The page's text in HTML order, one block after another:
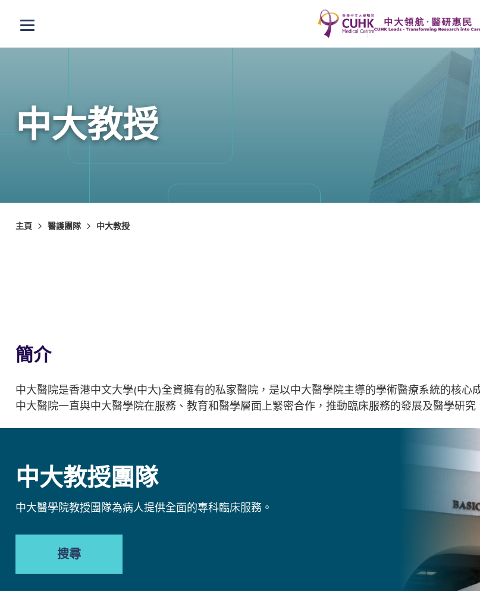
打開選單
中大教授
主頁 醫護團隊 中大教授
簡介
中大醫院是香港中文大學(中大)全資擁有的私家醫院，是以中大醫學院主導的學術醫療系統的核
中大醫院一直與中大醫學院在服務、教育和醫學層面上緊密合作，推動臨床服務的發展及醫學研
中大教授團隊
中大醫學院教授團隊為病人提供全面的專科臨床服務。
搜尋